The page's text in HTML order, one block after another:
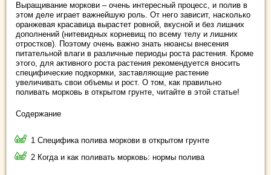
Выращивание моркови – очень интересный процесс, и полив в
этом деле играет важнейшую роль. От него зависит, насколько
оранжевая красавица вырастет ровной, вкусной и без лишних
дополнений (нитевидных корневищ по всему телу и лишних
отростков). Поэтому очень важно знать нюансы внесения
питательной влаги в различные периоды роста растения. Кроме
этого, для активного роста растения рекомендуется вносить
специфические подкормки, заставляющие растение
увеличивать свои объемы и рост. О том, как правильно
поливать морковь в открытом грунте, читайте в этой статье!
Содержание
1 Специфика полива моркови в открытом грунте
2 Когда и как поливать морковь: нормы полива